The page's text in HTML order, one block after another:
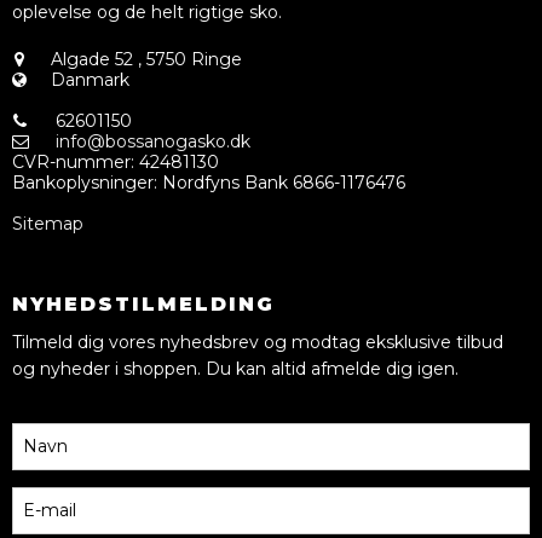
oplevelse og de helt rigtige sko.
Algade 52 , 5750 Ringe
Danmark
62601150
info@bossanogasko.dk
CVR-nummer: 42481130
Bankoplysninger: Nordfyns Bank 6866-1176476
Sitemap
NYHEDSTILMELDING
Tilmeld dig vores nyhedsbrev og modtag eksklusive tilbud
og nyheder i shoppen. Du kan altid afmelde dig igen.